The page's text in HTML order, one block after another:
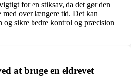
for en stiksav, da det gør den
med over længere tid. Det kan
og sikre bedre kontrol og præcision
at bruge en eldrevet